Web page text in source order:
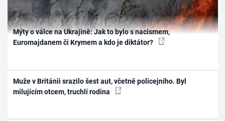
Mýty o válce na Ukrajině: Jak to bylo s nacismem,
Euromajdanem či Krymem a kdo je diktátor?
Muže v Británii srazilo šest aut, včetně policejního. Byl
milujícím otcem, truchlí rodina